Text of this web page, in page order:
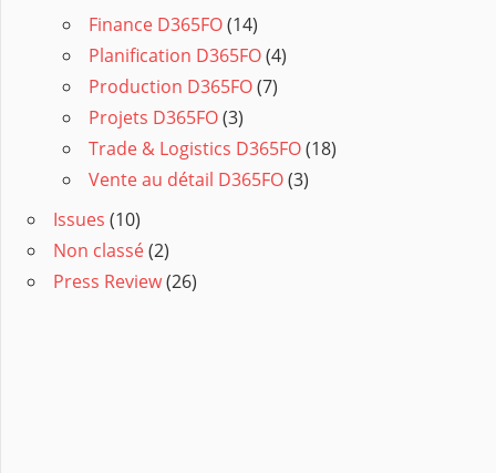
Finance D365FO(14)
Planification D365FO(4)
Production D365FO(7)
Projets D365FO(3)
Trade & Logistics D365FO(18)
Vente au détail D365FO(3)
Issues (10)
Non classé(2)
Press Review(26)